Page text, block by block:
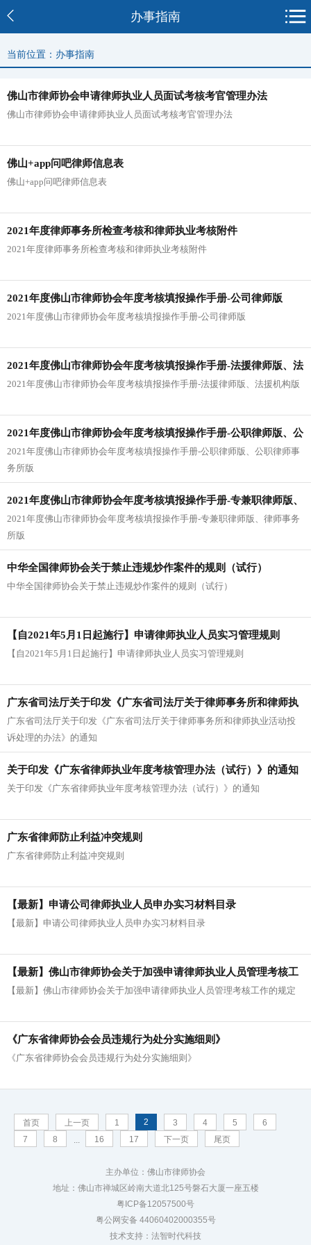
办事指南
当前位置：办事指南
佛山市律师协会申请律师执业人员面试考核考官管理办法
佛山市律师协会申请律师执业人员面试考核考官管理办法
佛山+app问吧律师信息表
佛山+app问吧律师信息表
2021年度律师事务所检查考核和律师执业考核附件
2021年度律师事务所检查考核和律师执业考核附件
2021年度佛山市律师协会年度考核填报操作手册-公司律师版
2021年度佛山市律师协会年度考核填报操作手册-公司律师版
2021年度佛山市律师协会年度考核填报操作手册-法援律师版、法
援机构版
2021年度佛山市律师协会年度考核填报操作手册-法援律师版、法援机构版
2021年度佛山市律师协会年度考核填报操作手册-公职律师版、公
职律师事务所版
2021年度佛山市律师协会年度考核填报操作手册-公职律师版、公职律师事
务所版
2021年度佛山市律师协会年度考核填报操作手册-专兼职律师版、
律师事务所版
2021年度佛山市律师协会年度考核填报操作手册-专兼职律师版、律师事务
所版
中华全国律师协会关于禁止违规炒作案件的规则（试行）
中华全国律师协会关于禁止违规炒作案件的规则（试行）
【自2021年5月1日起施行】申请律师执业人员实习管理规则
【自2021年5月1日起施行】申请律师执业人员实习管理规则
广东省司法厅关于印发《广东省司法厅关于律师事务所和律师执
业活动投诉处理的办法》的通知
广东省司法厅关于印发《广东省司法厅关于律师事务所和律师执业活动投
诉处理的办法》的通知
关于印发《广东省律师执业年度考核管理办法（试行）》的通知
关于印发《广东省律师执业年度考核管理办法（试行）》的通知
广东省律师防止利益冲突规则
广东省律师防止利益冲突规则
【最新】申请公司律师执业人员申办实习材料目录
【最新】申请公司律师执业人员申办实习材料目录
【最新】佛山市律师协会关于加强申请律师执业人员管理考核工
作的规定
【最新】佛山市律师协会关于加强申请律师执业人员管理考核工作的规定
《广东省律师协会会员违规行为处分实施细则》
《广东省律师协会会员违规行为处分实施细则》
首页 上一页 1 2 3 4 5
6
7
8 ... 16 17 下一页 尾页
主办单位：佛山市律师协会
地址：佛山市禅城区岭南大道北125号磐石大厦一座五楼
粤ICP备12057500号
粤公网安备 44060402000355号
技术支持：法智时代科技